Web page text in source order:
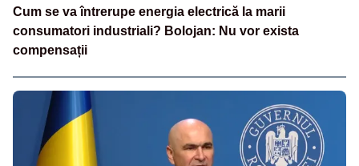
Cum se va întrerupe energia electrică la marii
consumatori industriali? Bolojan: Nu vor exista
compensații